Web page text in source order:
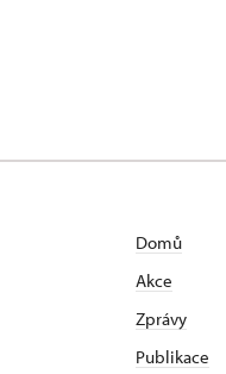
Domů
Akce
Zprávy
Publikace